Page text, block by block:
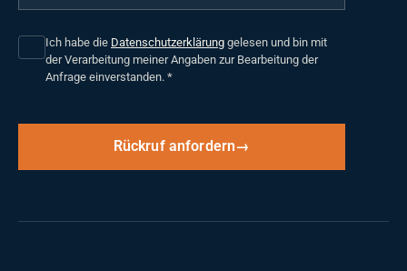
Ich habe die Datenschutzerklärung gelesen und bin mit
der Verarbeitung meiner Angaben zur Bearbeitung der
Anfrage einverstanden. *
Rückruf anfordern